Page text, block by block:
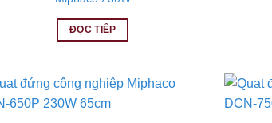
ĐỌC TIẾP